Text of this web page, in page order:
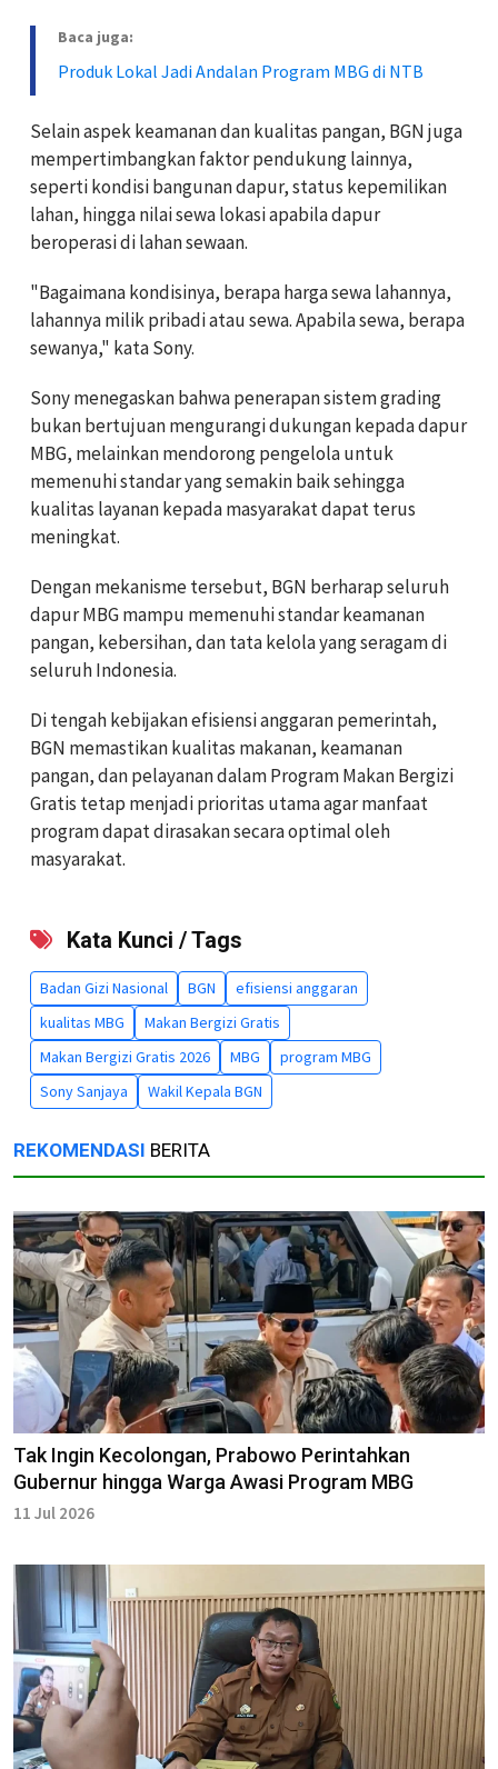
Baca juga:
Produk Lokal Jadi Andalan Program MBG di NTB
Selain aspek keamanan dan kualitas pangan, BGN juga
mempertimbangkan faktor pendukung lainnya,
seperti kondisi bangunan dapur, status kepemilikan
lahan, hingga nilai sewa lokasi apabila dapur
beroperasi di lahan sewaan.
"Bagaimana kondisinya, berapa harga sewa lahannya,
lahannya milik pribadi atau sewa. Apabila sewa, berapa
sewanya," kata Sony.
Sony menegaskan bahwa penerapan sistem grading
bukan bertujuan mengurangi dukungan kepada dapur
MBG, melainkan mendorong pengelola untuk
memenuhi standar yang semakin baik sehingga
kualitas layanan kepada masyarakat dapat terus
meningkat.
Dengan mekanisme tersebut, BGN berharap seluruh
dapur MBG mampu memenuhi standar keamanan
pangan, kebersihan, dan tata kelola yang seragam di
seluruh Indonesia.
Di tengah kebijakan efisiensi anggaran pemerintah,
BGN memastikan kualitas makanan, keamanan
pangan, dan pelayanan dalam Program Makan Bergizi
Gratis tetap menjadi prioritas utama agar manfaat
program dapat dirasakan secara optimal oleh
masyarakat.
Kata Kunci / Tags
Badan Gizi Nasional BGN
efisiensi anggaran
kualitas MBG
Makan Bergizi Gratis
Makan Bergizi Gratis 2026
MBG
program MBG
Sony Sanjaya
Wakil Kepala BGN
REKOMENDASI BERITA
Tak Ingin Kecolongan, Prabowo Perintahkan
Gubernur hingga Warga Awasi Program MBG
11 Jul 2026